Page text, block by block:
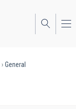
General